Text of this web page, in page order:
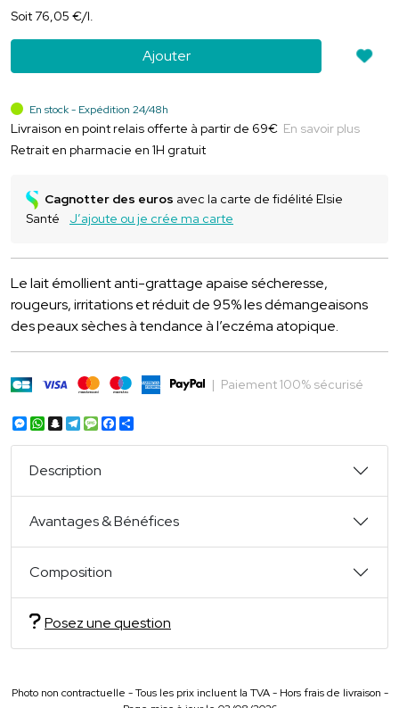
Soit 76,05 €/l.
Ajouter
En stock - Expédition 24/48h
Livraison en point relais offerte à partir de 69€ En savoir plus
Retrait en pharmacie en 1H gratuit
Cagnotter des euros avec la carte de fidélité Elsie
Santé
J’ajoute ou je crée ma carte
Le lait émollient anti-grattage apaise sécheresse,
rougeurs, irritations et réduit de 95% les démangeaisons
des peaux sèches à tendance à l’eczéma atopique.
| Paiement 100% sécurisé
Messenger
WhatsApp
Snapchat
Telegram
Message
Facebook
Description
Avantages & Bénéfices
Composition
Posez une question
Photo non contractuelle - Tous les prix incluent la TVA - Hors frais de livraison -